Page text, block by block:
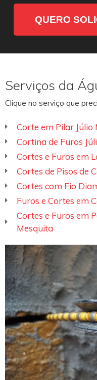
QUERO
Serviços da
Clique no serviço que
Corte em Pilar Júlio
Cortina de Furos
Cortes e Furos em
Cortes de Pisos de
Cortes com Fio
Furos e Cortes em
Cortes e Furos em
Mesquita